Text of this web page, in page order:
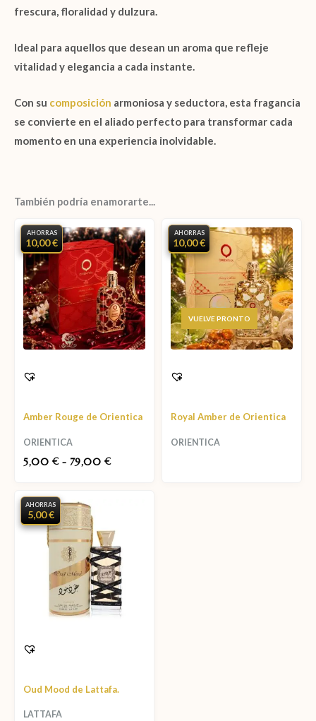
frescura, floralidad y dulzura.
Ideal para aquellos que desean un aroma que refleje
vitalidad y elegancia a cada instante.
Con su composición armoniosa y seductora, esta fragancia
se convierte en el aliado perfecto para transformar cada
momento en una experiencia inolvidable.
También podría enamorarte...
AHORRAS
10,00 €
Amber Rouge de Orientica
ORIENTICA
5,00 € - 79,00 €
AHORRAS
10,00 €
AGOTADO
Royal Amber de Orientica
ORIENTICA
AHORRAS
5,00 €
Oud Mood de Lattafa.
LATTAFA